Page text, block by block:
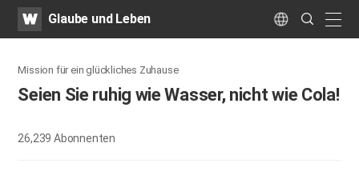
WATVGlaube und Leben Language
Search
Submit
Mission für ein glückliches Zuhause
Seien Sie ruhig wie Wasser, nicht wie Cola!
26,239Abonnenten